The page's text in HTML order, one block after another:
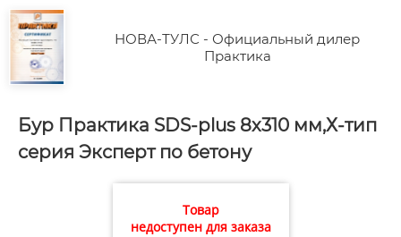
НОВА-ТУЛС - Официальный дилер
Практика
Бур Практика SDS-plus 8х310 мм,Х-тип
серия Эксперт по бетону
Товар
недоступен для заказа